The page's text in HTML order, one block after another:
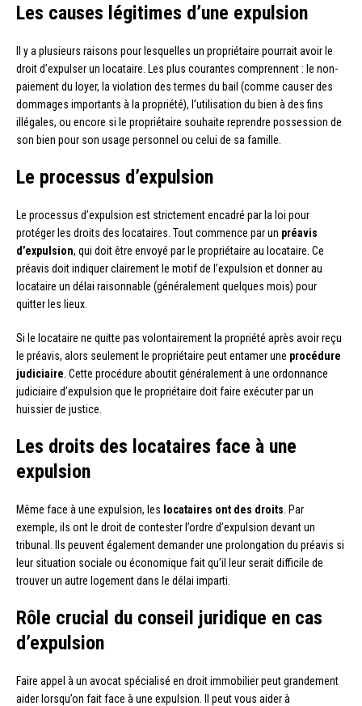
Les causes légitimes d’une expulsion
Il y a plusieurs raisons pour lesquelles un propriétaire pourrait avoir le
droit d’expulser un locataire. Les plus courantes comprennent : le non-
paiement du loyer, la violation des termes du bail (comme causer des
dommages importants à la propriété), l’utilisation du bien à des fins
illégales, ou encore si le propriétaire souhaite reprendre possession de
son bien pour son usage personnel ou celui de sa famille.
Le processus d’expulsion
Le processus d’expulsion est strictement encadré par la loi pour
protéger les droits des locataires. Tout commence par un préavis
d’expulsion, qui doit être envoyé par le propriétaire au locataire. Ce
préavis doit indiquer clairement le motif de l’expulsion et donner au
locataire un délai raisonnable (généralement quelques mois) pour
quitter les lieux.
Si le locataire ne quitte pas volontairement la propriété après avoir reçu
le préavis, alors seulement le propriétaire peut entamer une procédure
judiciaire . Cette procédure aboutit généralement à une ordonnance
judiciaire d’expulsion que le propriétaire doit faire exécuter par un
huissier de justice.
Les droits des locataires face à une
expulsion
Même face à une expulsion, les locataires ont des droits . Par
exemple, ils ont le droit de contester l’ordre d’expulsion devant un
tribunal. Ils peuvent également demander une prolongation du préavis si
leur situation sociale ou économique fait qu’il leur serait difficile de
trouver un autre logement dans le délai imparti.
Rôle crucial du conseil juridique en cas
d’expulsion
Faire appel à un avocat spécialisé en droit immobilier peut grandement
aider lorsqu’on fait face à une expulsion. Il peut vous aider à